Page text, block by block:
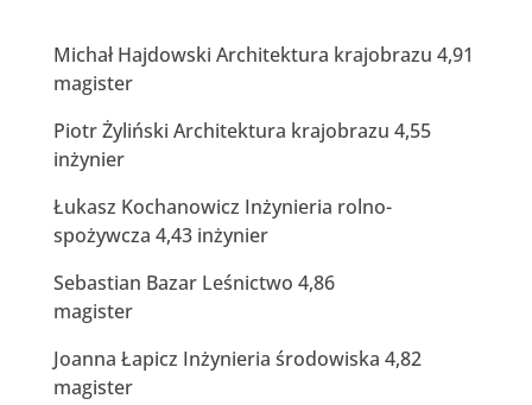
Michał Hajdowski Architektura krajobrazu 4,91
magister
Piotr Żyliński Architektura krajobrazu 4,55
inżynier
Łukasz Kochanowicz Inżynieria rolno-
spożywcza 4,43 inżynier
Sebastian Bazar Leśnictwo 4,86
magister
Joanna Łapicz Inżynieria środowiska 4,82
magister